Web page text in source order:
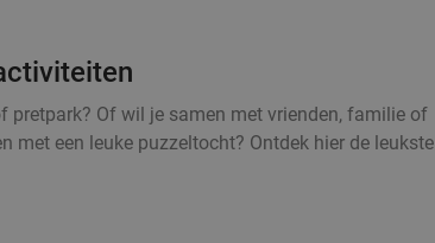
pretpark? Of wil je samen met vrienden, familie of
met een leuke puzzeltocht? Ontdek hier de leukste